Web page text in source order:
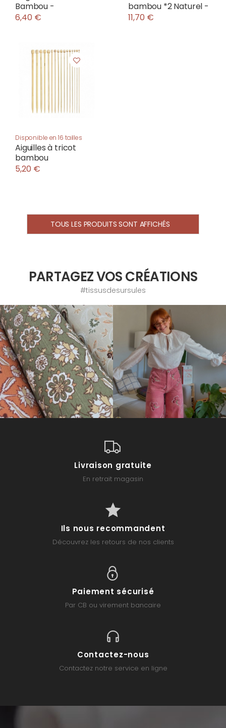
Bambou -
6,40 €
bambou *2 Naturel -
11,70 €
Disponible en 16 tailles
Aiguilles à tricot
bambou
5,20 €
TOUS LES PRODUITS SONT AFFICHÉS
PARTAGEZ VOS CRÉATIONS
#tissusdesursules
Livraison gratuite
En retrait magasin
Ils nous recommandent
Découvrez les retours de nos clients
Paiement sécurisé
Par CB ou virement bancaire
Contactez-nous
Contactez notre service en ligne